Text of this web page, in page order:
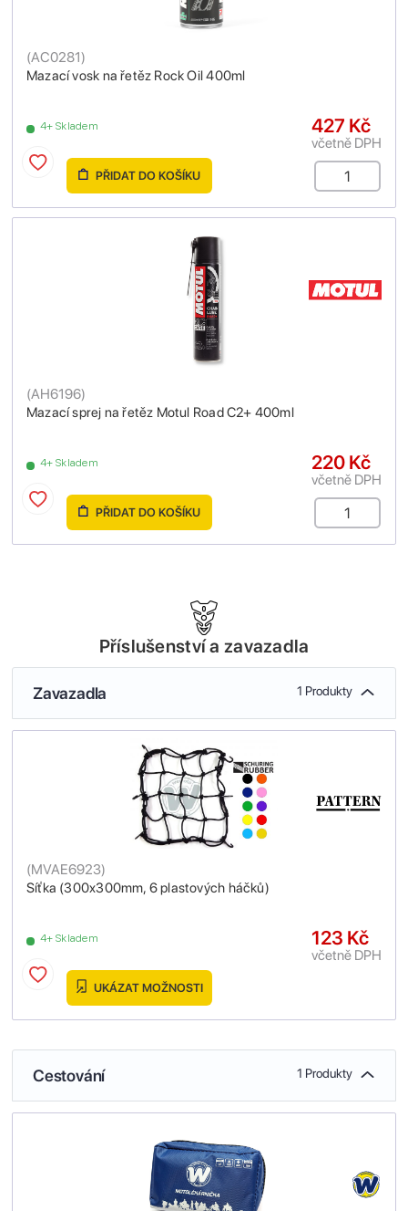
Mazací vosk na řetěz Rock Oil 400ml
(AC0281)
4+ Skladem 427 Kč
včetně DPH
PŘIDAT DO KOŠÍKU
Mazací sprej na řetěz Motul Road C2+ 400ml
(AH6196)
4+ Skladem 220 Kč
včetně DPH
PŘIDAT DO KOŠÍKU
Příslušenství a zavazadla
Zavazadla 1 Produkty
Síťka (300x300mm, 6 plastových háčků)
(MVAE6923)
4+ Skladem 123 Kč
včetně DPH
UKÁZAT MOŽNOSTI
Cestování 1 Produkty